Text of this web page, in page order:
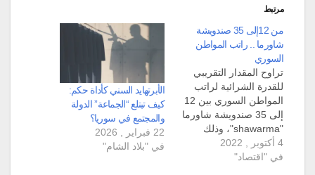
مرتبط
من 12إلى 35 صندويشة
شاورما .. راتب المواطن
السوري
تراوح المقدار التقريبي
للقدرة الشرائية لراتب
المواطن السوري بين 12
إلى 35 صندويشة شاورما
"shawarma"، وذلك
بحسب السؤال الذي نشره
الدكتور مهند ملك عبر
4 أكتوبر , 2022
في "اقتصاد"
الأبرتهايد السني كأداة حكم:
كيف تبتلع “الجماعة” الدولة
والمجتمع في سوريا؟
22 فبراير , 2026
في "بلاد الشام"